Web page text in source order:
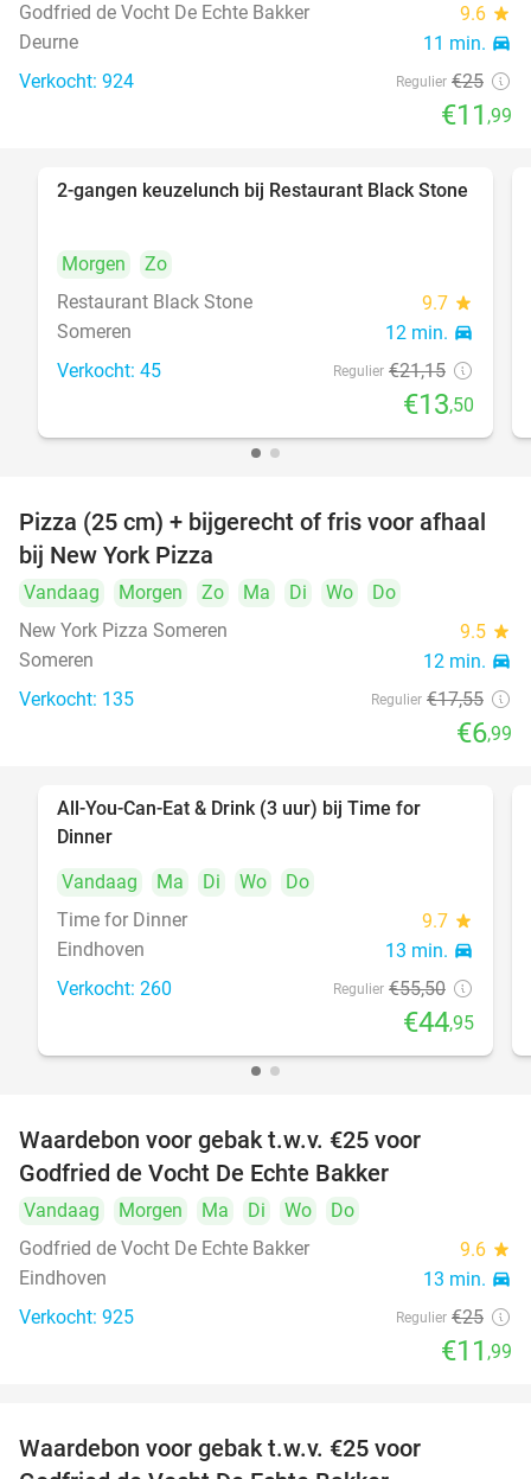
Godfried de Vocht De Echte Bakker
9.6 star
Deurne 11 min. directions_car
Verkocht: 924 Regulier €25
€11 ,99
36%
2-gangen keuzelunch bij Restaurant Black Stone
Morgen
Zo
Restaurant Black Stone
9.7 star
Someren 12 min. directions_car
Verkocht: 45 Regulier €21,15
€13,50
60%
Pizza (25 cm) + bijgerecht of fris voor afhaal
bij New York Pizza
Vandaag Morgen Zo Ma Di Wo
Do
New York Pizza Someren
9.5 star
Someren 12 min. directions_car
Verkocht: 135 Regulier €17,55
€6,99
All-You-Can-Eat & Drink (3 uur) bij Time for
Dinner
Vandaag
Ma Di Wo
Do
Time for Dinner
9.7 star
Eindhoven 13 min. directions_car
Verkocht: 260 Regulier €55,50
€44,95
Waardebon voor gebak t.w.v. €25 voor
Godfried de Vocht De Echte Bakker
Vandaag Morgen Ma Di Wo
Do
Godfried de Vocht De Echte Bakker
9.6 star
Eindhoven 13 min. directions_car
Verkocht: 925 Regulier €25
€11 ,99
Waardebon voor gebak t.w.v. €25 voor